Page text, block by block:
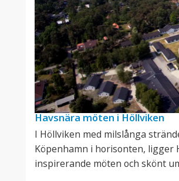
Havsnära möten i Höllviken
I Höllviken med milslånga
Köpenhamn i horisonten, ligger
inspirerande möten och skönt